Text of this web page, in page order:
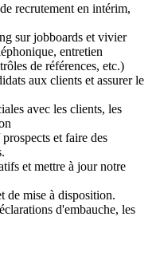
recrutement en intérim,
sur jobboards et vivier
entretien
de références, etc.)
aux clients et assurer le
avec les clients, les
et faire des
et mettre à jour notre
de mise à disposition.
d'embauche, les